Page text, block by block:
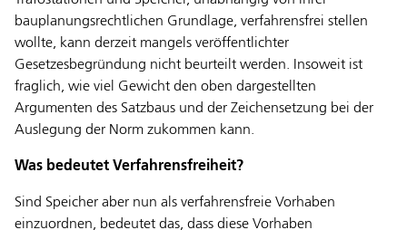
bauplanungsrechtlichen Grundlage, verfahrensfrei stellen
wollte, kann derzeit mangels veröffentlichter
Gesetzesbegründung nicht beurteilt werden. Insoweit ist
fraglich, wie viel Gewicht den oben dargestellten
Argumenten des Satzbaus und der Zeichensetzung bei der
Auslegung der Norm zukommen kann.
Was bedeutet Verfahrensfreiheit?
Sind Speicher aber nun als verfahrensfreie Vorhaben
einzuordnen, bedeutet das, dass diese Vorhaben